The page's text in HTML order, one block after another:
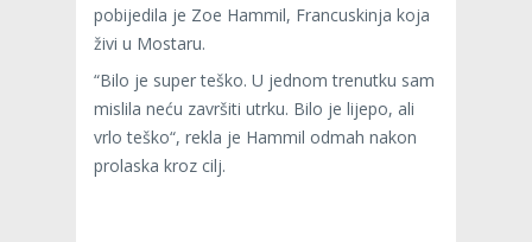
pobijedila je Zoe Hammil, Francuskinja koja
živi u Mostaru.
“Bilo je super teško. U jednom trenutku sam
mislila neću završiti utrku. Bilo je lijepo, ali
vrlo teško“, rekla je Hammil odmah nakon
prolaska kroz cilj.